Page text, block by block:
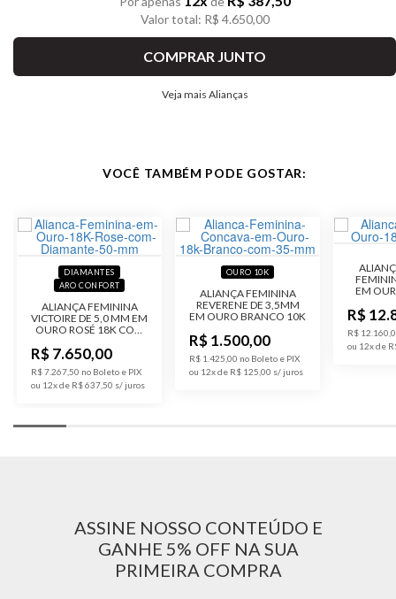
Valor total: R$ 4.650,00
COMPRAR JUNTO
Veja mais Alianças
VOCÊ TAMBÉM PODE GOSTAR:
DIAMANTES
ARO CONFORT
ALIANÇA FEMININA
VICTOIRE DE 5,0 MM EM
OURO ROSÉ 18K COM
DIAMANTES
R$ 7.650,00
R$ 7.267,50 no Boleto e PIX
ou 12x de R$ 637,50
OURO 10K
ALIANÇA FEMININA
REVERENE DE 3,5MM
EM OURO BRANCO 10K
R$ 1.500,00
R$ 1.425,00 no Boleto e PIX
ou 12x de R$ 125,00
EM
DE
R$
R$
ou 12x de
ASSINE NOSSO CONTEÚDO E
GANHE 5% OFF NA SUA
PRIMEIRA COMPRA